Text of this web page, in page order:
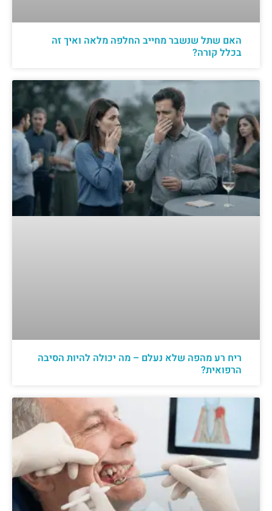
האם שתל שנשבר מחייב החלפה מלאה ואיך זה
בכלל קורה?
ריח רע מהפה שלא נעלם – מה יכולה להיות הסיבה
הרפואית?